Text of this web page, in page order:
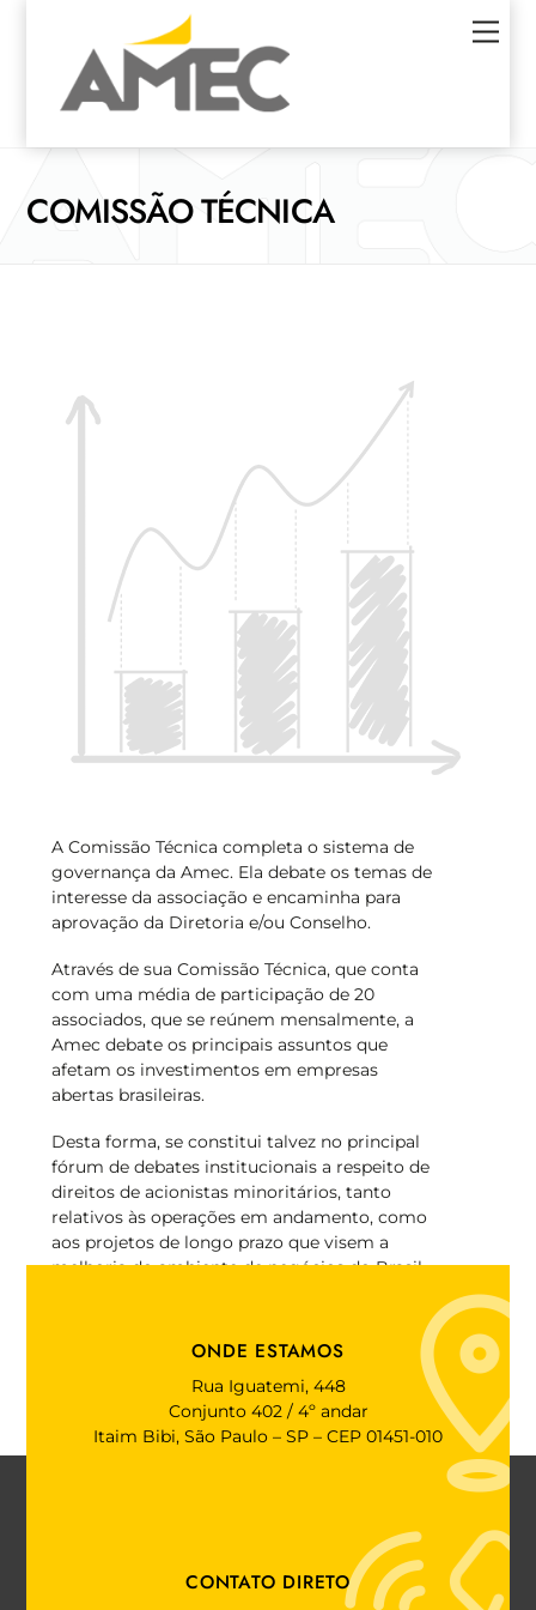
COMISSÃO TÉCNICA
A Comissão Técnica completa o sistema de
governança da Amec. Ela debate os temas de
interesse da associação e encaminha para
aprovação da Diretoria e/ou Conselho.
Através de sua Comissão Técnica, que conta
com uma média de participação de 20
associados, que se reúnem mensalmente, a
Amec debate os principais assuntos que
afetam os investimentos em empresas
abertas brasileiras.
Desta forma, se constitui talvez no principal
fórum de debates institucionais a respeito de
direitos de acionistas minoritários, tanto
relativos às operações em andamento, como
aos projetos de longo prazo que visem a
melhoria do ambiente de negócios do Brasil.
Amec participam dessas discussões por meio
da Comissão de Estrangeiros, que também se
reúne mensalmente, e foca nos mesmos
assuntos, em inglês.
ONDE ESTAMOS
Rua Iguatemi, 448
Conjunto 402 / 4º andar
Itaim Bibi, São Paulo – SP – CEP 01451-010
CONTATO DIRETO